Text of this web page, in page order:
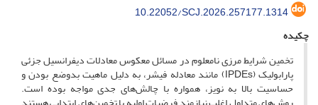
10.22052/SCJ.2026.257177.1314
چکیده
تخمین شرایط مرزی نامعلوم در مسائل معکوس معادلات دیفرانسیل جزئی
پارابولیک (IPDEs) مانند معادله فیشر، به دلیل ماهیت بدوضع بودن و
حساسیت بالا به نویز، همواره با چالش‌های جدی مواجه بوده است.